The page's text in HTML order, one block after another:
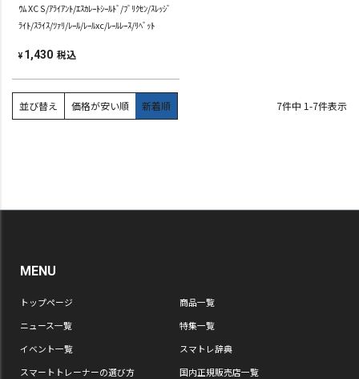
ｳﾑ XC S/ｱﾗｲｱﾝﾄ/ｴｽｶﾚｰﾄｼｰﾙﾄﾞ/ﾌﾞﾘｸｾﾝ/ｽﾚｯｼﾞ
ﾗｲﾄ/ｽﾗｲｽ/ﾂｧﾘ/ﾚｰﾙ/ﾚｰﾙxc/ﾚｰﾙﾚｰｽ/ﾘﾍﾞｯﾄ
¥ 1,430 税込
並び替え 価格が安い順 新着順 7件中 1-7件表示
MENU
トップページ
商品一覧
ニュース一覧
特集一覧
イベント一覧
スマトレ辞典
スマートトレーナーの選び方
国内正規販売店一覧